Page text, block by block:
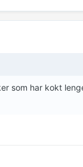
som har kokt